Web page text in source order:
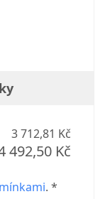
3 712,81 Kč
492,50 Kč
. *